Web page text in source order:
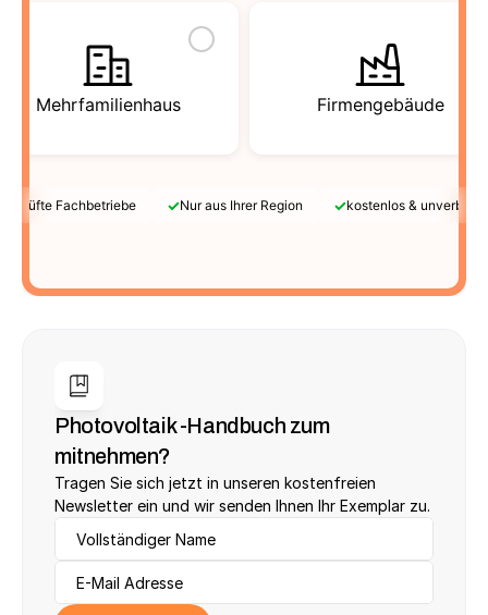
Mehrfamilienhaus Firmengebäude
Fachbetriebe ✓Nur aus Ihrer Region ✓kostenlos &
Photovoltaik -Handbuch zum
mitnehmen?
Tragen Sie sich jetzt in unseren kostenfreien
Newsletter ein und wir senden Ihnen Ihr Exemplar zu.